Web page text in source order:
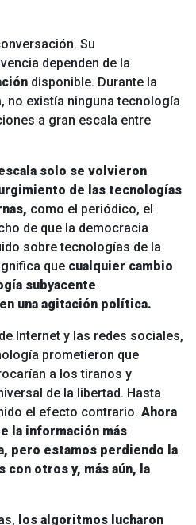
Su
dependen de la
disponible. Durante la
no existía ninguna tecnología
a gran escala entre
solo se volvieron
de las tecnologías
como el periódico, el
de que la democracia
sobre tecnologías de la
que cualquier cambio
subyacente
una agitación política.
Internet y las redes sociales,
prometieron que
a los tiranos y
de la libertad. Hasta
el efecto contrario. Ahora
la información más
pero estamos perdiendo la
con otros y, más aún, la
los algoritmos lucharon